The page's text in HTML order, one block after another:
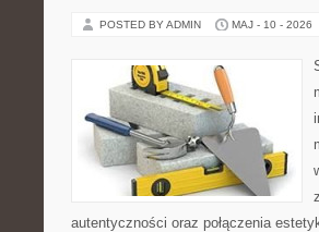
POSTED BY ADMIN MAJ - 10 - 2026
autentyczności oraz połączenia